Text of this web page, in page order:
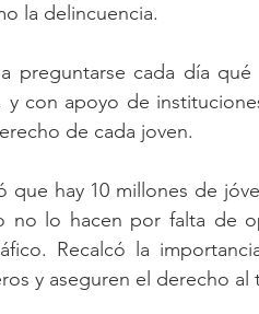
la delincuencia.
preguntarse cada día
y con apoyo de
de cada joven.
que hay 10 millones de
no lo hacen por falta de
Recalcó la
y aseguren el derecho al